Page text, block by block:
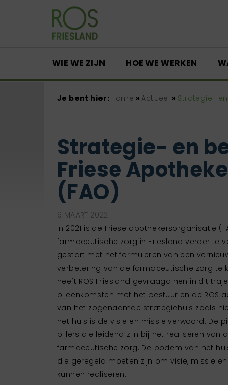
WIE WE ZIJN HOE WE WERKEN
Je bent hier: Home » Actueel » Strategie-
Strategie- en
Friese
(FAO)
9 MAART 2022
In 2021 is de Friese apothekersorganisatie
farmaceutische zorg in Friesland verder te
gestart met het formuleren van een
verbetering van de farmaceutische zorg te
heeft ROS Friesland gevraagd hen in dit
bijeenkomsten met het bestuur en de ROS
van het zogenaamde strategiehuis zoals
het huis is de visie en missie verwoord. De
pijlers die leidend zijn bij het realiseren van
farmaceutische zorg. De bodem van het
die geregeld moeten zijn om visie, missie
kunnen realiseren.